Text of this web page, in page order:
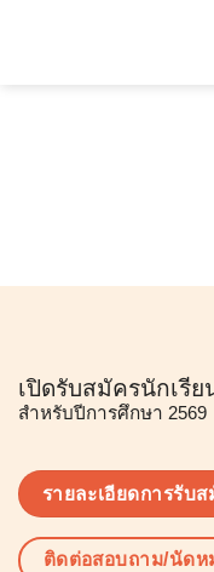
เปิดรับสมัครนักเรีย
สำหรับปีการศึกษา 2569
รายละเอียดการรับส
ติดต่อสอบถาม/นัดห